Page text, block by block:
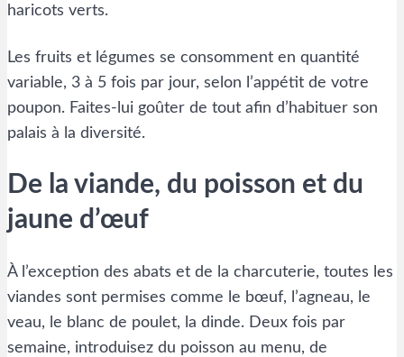
haricots verts.
Les fruits et légumes se consomment en quantité
variable, 3 à 5 fois par jour, selon l’appétit de votre
poupon. Faites-lui goûter de tout afin d’habituer son
palais à la diversité.
De la viande, du poisson et du
jaune d’œuf
À l’exception des abats et de la charcuterie, toutes les
viandes sont permises comme le bœuf, l’agneau, le
veau, le blanc de poulet, la dinde. Deux fois par
semaine, introduisez du poisson au menu, de